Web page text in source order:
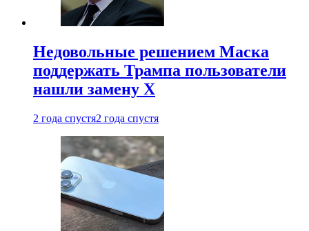
Недовольные решением Маска
поддержать Трампа пользователи
нашли замену X
2 года спустя2 года спустя